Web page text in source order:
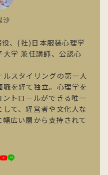
沙
、(社)日本服装心理学
学 兼任講師、公認心
スタイリングの第一人
を経て独立。心理学を
トロールができる唯一
て、経営者や文化人な
広い層から支持されて